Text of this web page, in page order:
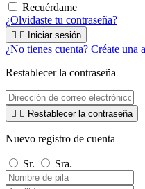
Recuérdame
¿Olvidaste tu contraseña?
  Iniciar sesión
¿No tienes cuenta? Créate una
Restablecer la contraseña
  Restablecer la contraseña
Nuevo registro de cuenta
Sr. Sra.